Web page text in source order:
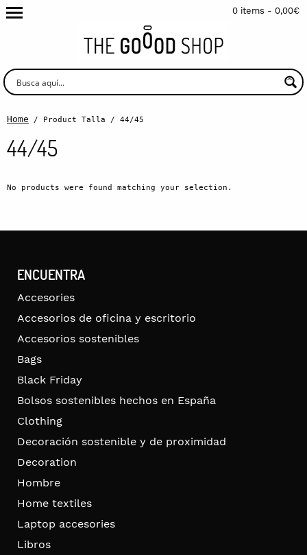
0 items - 0,00€
Home / Product Talla / 44/45
44/45
No products were found matching your selection.
ENCUENTRA
Accesories
Accesorios de oficina y escritorio
Accesorios sostenibles
Bags
Black Friday
Bolsos sostenibles hechos en España
Clothing
Decoración sostenible y de proximidad
Decoration
Hombre
Home textiles
Laptop accesories
Libros